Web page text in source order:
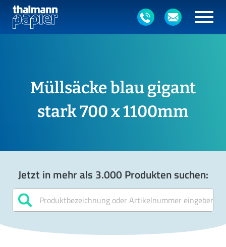
Müllsäcke blau gigant
stark 700 x 1100mm
Jetzt in mehr als 3.000 Produkten suchen: